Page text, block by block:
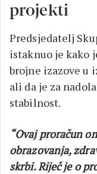
projekti
Predsjedatelj
istaknuo je kako
brojne izazove u
ali da je za
stabilnost.
“Ovaj proračun
obrazovanja,
skrbi. Riječ je o